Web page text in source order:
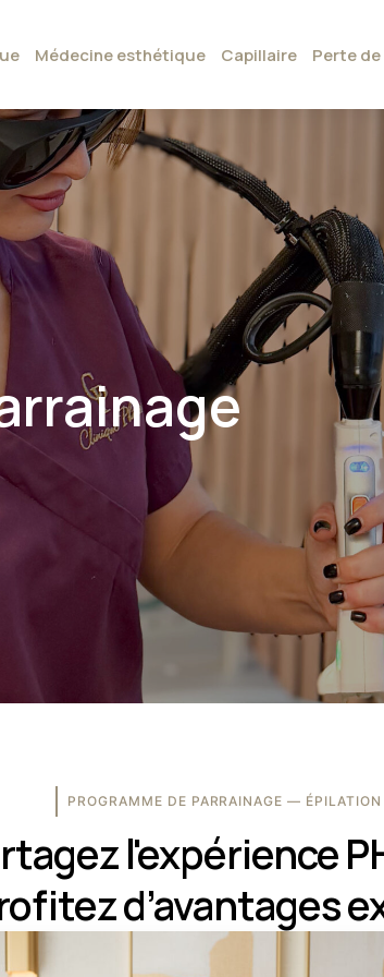
Médecine esthétique Capillaire Perte
PROGRAMME DE PARRAINAGE — ÉPILATION
l'expérience
d’avantages